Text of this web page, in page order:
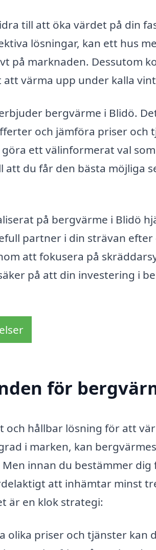
till att öka värdet på din
lösningar, kan ett hus
på marknaden. Dessutom
värma upp under kalla
bergvärme i Blidö.
och jämföra priser och
ett välinformerat val
du får den bästa möjliga
på bergvärme i Blidö
partner i din strävan
att fokusera på
på att din investering i
för
och hållbar lösning för att
i marken, kan
innan du bestämmer
att inhämtar minst
är en klok strategi:
olika priser och tjänster kan